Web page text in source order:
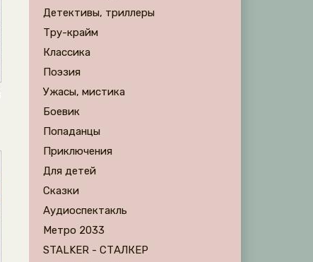
Детективы, триллеры
Тру-крайм
Классика
Поэзия
Ужасы, мистика
Боевик
Попаданцы
Приключения
Для детей
Сказки
Аудиоспектакль
Метро 2033
STALKER - СТАЛКЕР